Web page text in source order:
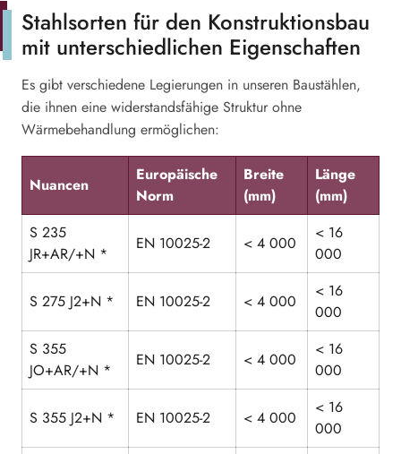
Stahlsorten für den Konstruktionsbau
mit unterschiedlichen Eigenschaften
Es gibt verschiedene Legierungen in unseren Baustählen,
die ihnen eine widerstandsfähige Struktur ohne
Wärmebehandlung ermöglichen:
Nuancen
Europäische
Norm
Breite
(mm)
Länge
(mm)
S 235
JR+AR/+N *
EN 10025-2 < 4 000
< 16
000
S 275 J2+N * EN 10025-2 < 4 000
< 16
000
S 355
JO+AR/+N *
EN 10025-2 < 4 000
< 16
000
S 355 J2+N * EN 10025-2 < 4 000
< 16
000